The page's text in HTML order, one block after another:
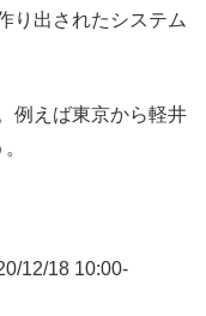
り出されたシステム
例えば東京から軽井
12/18 10:00-